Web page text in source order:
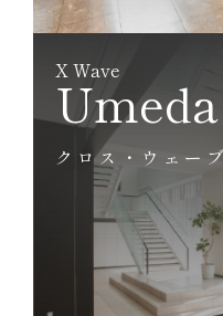
X Wave
Umeda
クロス・ウェー